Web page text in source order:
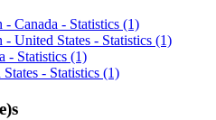
Canada - Statistics (1)
United States - Statistics (1)
- Statistics (1)
- Statistics (1)